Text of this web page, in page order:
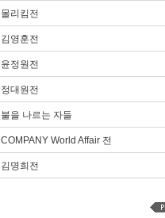
몰리킴전
김영훈전
윤정원전
정대원전
불을 나르는 자들
COMPANY World Affair 전
김명희전